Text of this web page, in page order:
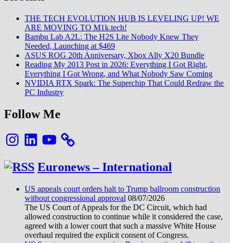
THE TECH EVOLUTION HUB IS LEVELING UP! WE
ARE MOVING TO M1k.tech!
Bambu Lab A2L: The H2S Lite Nobody Knew They
Needed, Launching at $469
ASUS ROG 20th Anniversary, Xbox Ally X20 Bundle
Reading My 2013 Post in 2026: Everything I Got Right,
Everything I Got Wrong, and What Nobody Saw Coming
NVIDIA RTX Spark: The Superchip That Could Redraw the
PC Industry
Follow Me
InstagramLinkedInYouTube
Euronews – International
US appeals court orders halt to Trump ballroom construction
without congressional approval 08/07/2026
The US Court of Appeals for the DC Circuit, which had
allowed construction to continue while it considered the case,
agreed with a lower court that such a massive White House
overhaul required the explicit consent of Congress.